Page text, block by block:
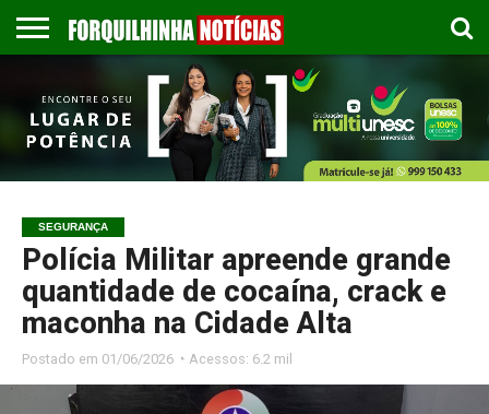
EMPREGOS
ESPORTES
PUBLICAÇÃO
LEGAL
GASTRONOMIA
CONTATO
SEGURANÇA
Polícia Militar apreende grande
quantidade de cocaína, crack e
maconha na Cidade Alta
Postado em 01/06/2026 ◔ Acessos: 6.2 mil